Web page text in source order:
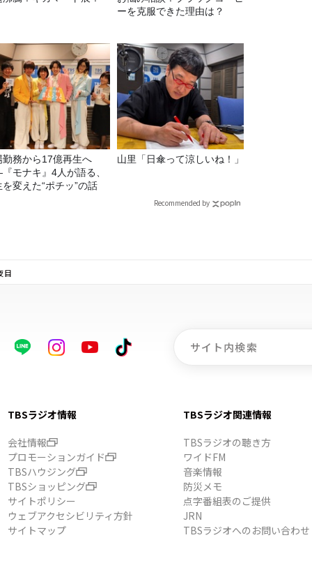
ーを克服できた理由は？
勤務から17億再生へ
モナキ』4人が語る、
を変えた“ポチッ”の話
山里「日傘って涼しいね！」
Recommended by
目
TBSラジオ情報
会社情報
プロモーションガイド
TBSハウジング
TBSショッピング
サイトポリシー
ウェブアクセシビリティ方針
サイトマップ
TBSラジオ関連情報
TBSラジオの聴き方
ワイドFM
音楽情報
防災メモ
点字番組表のご提供
JRN
TBSラジオへのお問い合わせ